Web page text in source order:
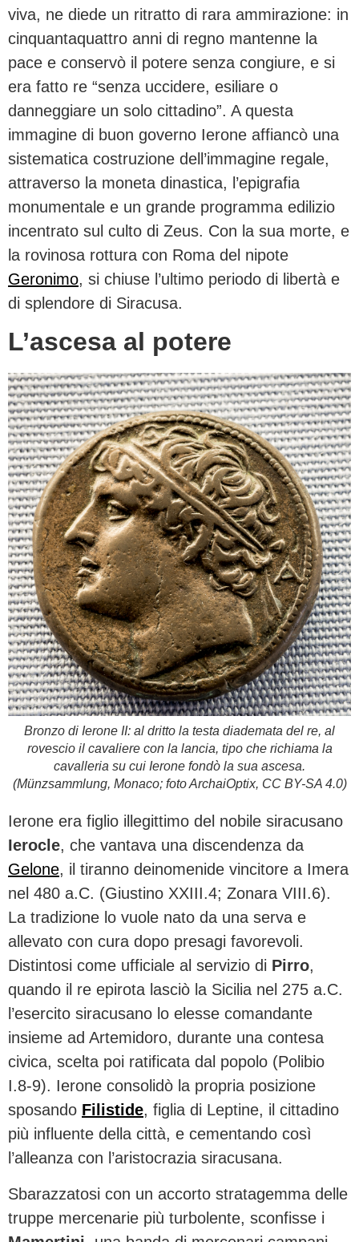
viva, ne diede un ritratto di rara ammirazione: in
cinquantaquattro anni di regno mantenne la
pace e conservò il potere senza congiure, e si
era fatto re “senza uccidere, esiliare o
danneggiare un solo cittadino”. A questa
immagine di buon governo Ierone affiancò una
sistematica costruzione dell’immagine regale,
attraverso la moneta dinastica, l’epigrafia
monumentale e un grande programma edilizio
incentrato sul culto di Zeus. Con la sua morte, e
la rovinosa rottura con Roma del nipote
Geronimo, si chiuse l’ultimo periodo di libertà e
di splendore di Siracusa.
L’ascesa al potere
Bronzo di Ierone II: al dritto la testa diademata del re, al
rovescio il cavaliere con la lancia, tipo che richiama la
cavalleria su cui Ierone fondò la sua ascesa.
(Münzsammlung, Monaco; foto ArchaiOptix, CC BY-SA 4.0)
Ierone era figlio illegittimo del nobile siracusano
Ierocle, che vantava una discendenza da
Gelone, il tiranno deinomenide vincitore a Imera
nel 480 a.C. (Giustino XXIII.4; Zonara VIII.6).
La tradizione lo vuole nato da una serva e
allevato con cura dopo presagi favorevoli.
Distintosi come ufficiale al servizio di Pirro,
quando il re epirota lasciò la Sicilia nel 275 a.C.
l’esercito siracusano lo elesse comandante
insieme ad Artemidoro, durante una contesa
civica, scelta poi ratificata dal popolo (Polibio
I.8-9). Ierone consolidò la propria posizione
sposando Filistide, figlia di Leptine, il cittadino
più influente della città, e cementando così
l’alleanza con l’aristocrazia siracusana.
Sbarazzatosi con un accorto stratagemma delle
truppe mercenarie più turbolente, sconfisse i